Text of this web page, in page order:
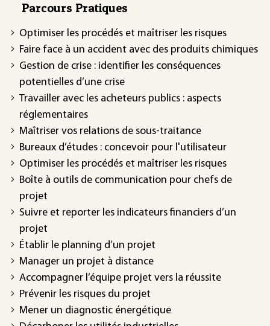
Parcours Pratiques
Optimiser les procédés et maîtriser les risques
Faire face à un accident avec des produits chimiques
Gestion de crise : identifier les conséquences
potentielles d’une crise
Travailler avec les acheteurs publics : aspects
réglementaires
Maîtriser vos relations de sous-traitance
Bureaux d’études : concevoir pour l'utilisateur
Optimiser les procédés et maîtriser les risques
Boîte à outils de communication pour chefs de
projet
Suivre et reporter les indicateurs financiers d’un
projet
Établir le planning d’un projet
Manager un projet à distance
Accompagner l’équipe projet vers la réussite
Prévenir les risques du projet
Mener un diagnostic énergétique